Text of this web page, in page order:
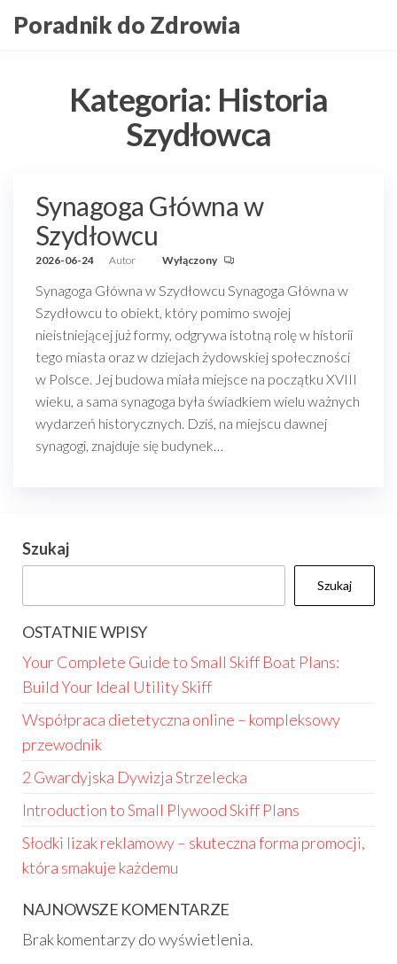
doPoradnik do Zdrowia
Kategoria: Historia
Szydłowca
Synagoga Główna w
Szydłowcu
2026-06-24 Autor Wyłączony
Synagoga Główna w Szydłowcu Synagoga Główna w
Szydłowcu to obiekt, który pomimo swojej
nieistniejącej już formy, odgrywa istotną rolę w historii
tego miasta oraz w dziejach żydowskiej społeczności
w Polsce. Jej budowa miała miejsce na początku XVIII
wieku, a sama synagoga była świadkiem wielu ważnych
wydarzeń historycznych. Dziś, na miejscu dawnej
synagogi, znajduje się budynek…
Szukaj
Szukaj
OSTATNIE WPISY
Your Complete Guide to Small Skiff Boat Plans:
Build Your Ideal Utility Skiff
Współpraca dietetyczna online – kompleksowy
przewodnik
2 Gwardyjska Dywizja Strzelecka
Introduction to Small Plywood Skiff Plans
Słodki lizak reklamowy – skuteczna forma promocji,
która smakuje każdemu
NAJNOWSZE KOMENTARZE
Brak komentarzy do wyświetlenia.